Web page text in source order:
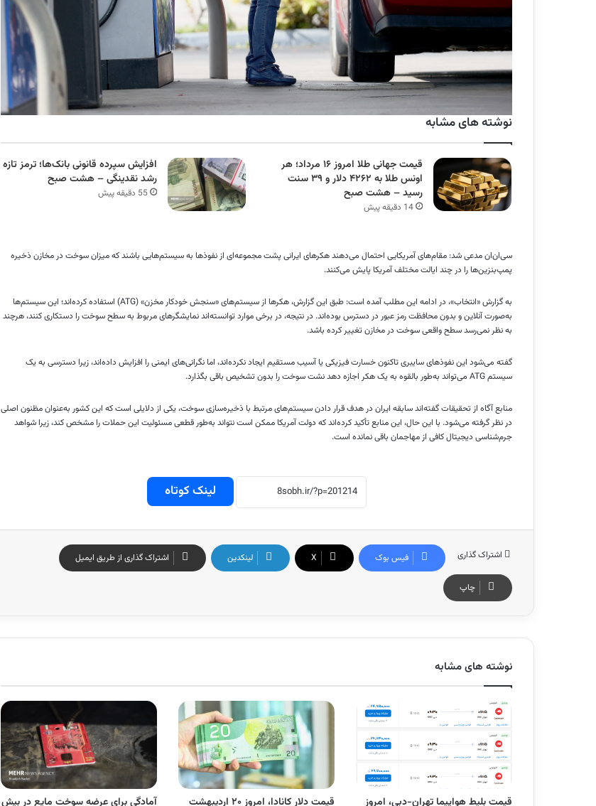
نوشته های مشابه
قیمت جهانی طلا امروز ۱۶ مرداد؛ هر
اونس طلا به ۴۲۶۲ دلار و ۳۹ سنت
رسید – هشت صبح
14 دقیقه پیش
افزایش سپرده قانونی بانک‌ها؛ ترمز تازه
رشد نقدینگی – هشت صبح
55 دقیقه پیش
سی‌ان‌ان مدعی شد: مقام‌های آمریکایی احتمال می‌دهند هکرهای ایرانی پشت مجموعه‌ای از نفوذها به سیستم‌هایی باشند که میزان سوخت در مخازن ذخیره
پمپ‌بنزین‌ها را در چند ایالت مختلف آمریکا پایش می‌کنند.
به گزارش «انتخاب»، در ادامه این مطلب آمده است: طبق این گزارش، هکرها از سیستم‌های «سنجش خودکار مخزن» (ATG) استفاده کرده‌اند؛ این سیستم‌ها
به‌صورت آنلاین و بدون محافظت رمز عبور در دسترس بوده‌اند. در نتیجه، در برخی موارد توانسته‌اند نمایشگرهای مربوط به سطح سوخت را دستکاری کنند، هرچند
به نظر نمی‌رسد سطح واقعی سوخت در مخازن تغییر کرده باشد.
گفته می‌شود این نفوذهای سایبری تاکنون خسارت فیزیکی یا آسیب مستقیم ایجاد نکرده‌اند، اما نگرانی‌های ایمنی را افزایش داده‌اند، زیرا دسترسی به یک
سیستم ATG می‌تواند به‌طور بالقوه به یک هکر اجازه دهد نشت سوخت را بدون تشخیص باقی بگذارد.
منابع آگاه از تحقیقات گفته‌اند سابقه ایران در هدف قرار دادن سیستم‌های مرتبط با ذخیره‌سازی سوخت، یکی از دلایلی است که این کشور به‌عنوان مظنون اصلی
در نظر گرفته می‌شود. با این حال، این منابع تأکید کرده‌اند که دولت آمریکا ممکن است نتواند به‌طور قطعی مسئولیت این حملات را مشخص کند، زیرا شواهد
جرم‌شناسی دیجیتال کافی از مهاجمان باقی نمانده است.
لینک کوتاه
اشتراک گذاری فیس بوک X لینکدین اشتراک گذاری از طریق ایمیل
چاپ
نوشته های مشابه
قیمت بلیط هواپیما تهران-دبی، امروز قیمت دلار کانادا، امروز ۲۰ اردیبهشت آمادگی برای عرضه سوخت مایع در بیش